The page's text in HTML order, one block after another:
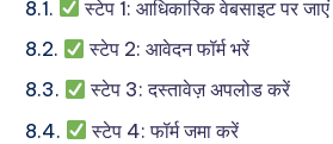
स्टेप 1: आधिकारिक वेबसाइट पर जाएं
स्टेप 2: आवेदन फॉर्म भरें
स्टेप 3: दस्तावेज़ अपलोड करें
स्टेप 4: फॉर्म जमा करें